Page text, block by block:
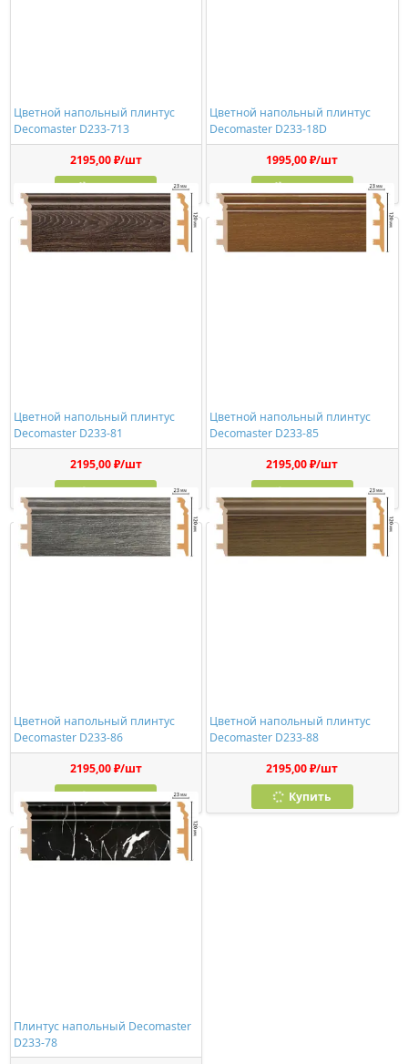
Цветной напольный плинтус
Decomaster D233-713
2195,00 ₽/шт
Купить
Цветной напольный плинтус
Decomaster D233-18D
1995,00 ₽/шт
Купить
Цветной напольный плинтус
Decomaster D233-81
2195,00 ₽/шт
Купить
Цветной напольный плинтус
Decomaster D233-85
2195,00 ₽/шт
Купить
Цветной напольный плинтус
Decomaster D233-86
2195,00 ₽/шт
Купить
Цветной напольный плинтус
Decomaster D233-88
2195,00 ₽/шт
Купить
Плинтус напольный Decomaster
D233-78